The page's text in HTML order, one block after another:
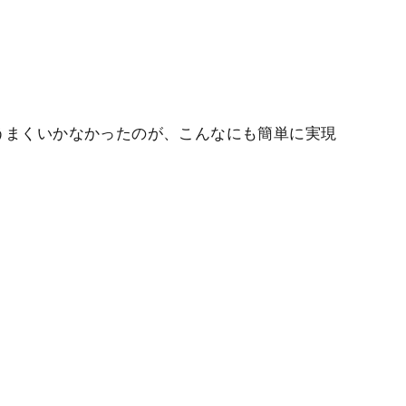
くいかなかったのが、こんなにも簡単に実現